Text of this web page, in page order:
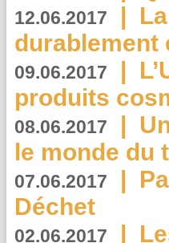
12.06.2017 |
durablement
09.06.2017 |
produits
08.06.2017 |
le monde du
07.06.2017 |
Déchet
02.06.2017 |